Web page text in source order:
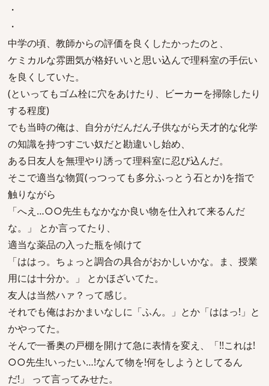
・
・
中学の頃、教師からの評価を良くしたかったのと、
ケミカルな雰囲気が格好いいと思い込んで理科室の手伝い
を良くしていた。
(といってもゴム栓に穴をあけたり、ビーカーを掃除したり
する程度)
でも当時の俺は、自分がだんだん子供ながら天才的な化学
の知識を持つすごい奴だと勘違いし始め、
ある日友人を無理やり誘って理科室に忍び込んだ。
そこで適当な物質(っつっても多分ふっとう石とか)を指で
触りながら
「へえ…○○先生もなかなか良い物を仕入れて来るんだ
な。」 とか言ってたり、
適当な薬品の入った瓶を傾けて
「ははっ。ちょっと調合の具合がおかしいかな。ま、授業
用には十分か。」 とかほざいてた。
友人は当然ハァ？って感じ。
それでも俺はおかまいなしに「ふん。」とか「ははっ!」と
かやってた。
そんで一番奥の戸棚を開けて急に表情を変え、「!!これは!
○○先生!いったい…!なんて物を!何をしようとしてるん
だ!」 って言ってみせた。